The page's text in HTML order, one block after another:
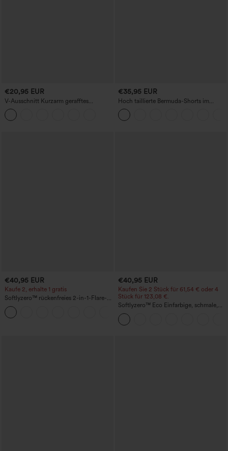
€20,95 EUR
V-Ausschnitt Kurzarm gerafftes
schlichtes Freizeit-T-Shirt
€35,95 EUR
Hoch taillierte Bermuda-Shorts im
Resort-Look, Leinen-Optik, mit
umgeschlagenem Saum, 10'' und
Taschen
€40,95 EUR
Kaufe 2, erhalte 1 gratis
Softlyzero™ rückenfreies 2-in-1-Flare-
Trainingskleid – Wannabe – Easy Peezy
€40,95 EUR
Kaufen Sie 2 Stück für 61,54 € oder 4
Stück für 123,08 €.
Softlyzero™ Eco Einfarbige, schmale,
hoch taillierte Wanderhose mit
mehreren Taschen